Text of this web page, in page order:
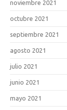
noviembre 2021
octubre 2021
septiembre 2021
agosto 2021
julio 2021
junio 2021
mayo 2021